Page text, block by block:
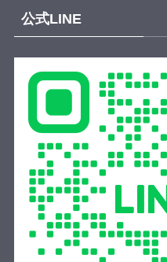
／
Relay for Legacy 第６弾🎊
皆さん、こんばんは✨時
ご縁を繋ぐ事業【Relay
第６弾は『呉服 笠間』
公式LINE